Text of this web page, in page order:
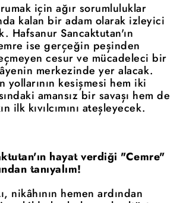
için ağır sorumluluklar
kalan bir adam olarak izleyici
Hafsanur Sancaktutan'ın
ise gerçeğin peşinden
cesur ve mücadeleci bir
merkezinde yer alacak.
yollarının kesişmesi hem iki
amansız bir savaşı hem de
ilk kıvılcımını ateşleyecek.
hayat verdiği "Cemre"
tanıyalım!
nikâhının hemen ardından